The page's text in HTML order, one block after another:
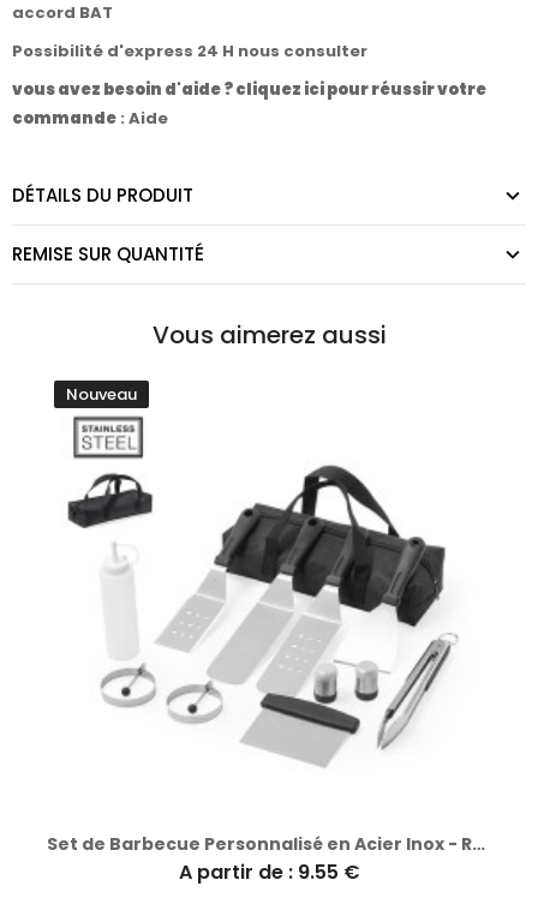
accord BAT
Possibilité d'express 24 H nous consulter
vous avez besoin d'aide ? cliquez ici pour réussir votre
commande : Aide
DÉTAILS DU PRODUIT
REMISE SUR QUANTITÉ
Vous aimerez aussi
Nouveau
Set de Barbecue Personnalisé en Acier Inox - Raiken
A partir de : 9.55 €